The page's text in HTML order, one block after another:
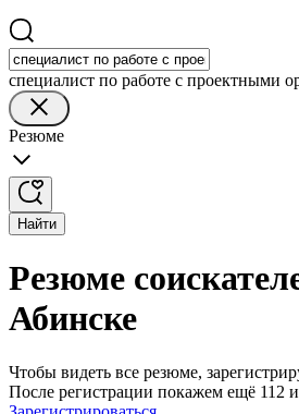
специалист по работе с проектными
Резюме
Найти
Резюме
Абинске
Чтобы видеть все резюме,
После регистрации покажем ещё 112